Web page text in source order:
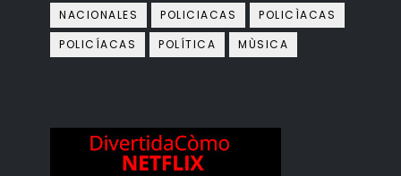
NACIONALES
POLICIACAS
POLICÌACAS
POLICÍACAS
POLÍTICA MÙSICA